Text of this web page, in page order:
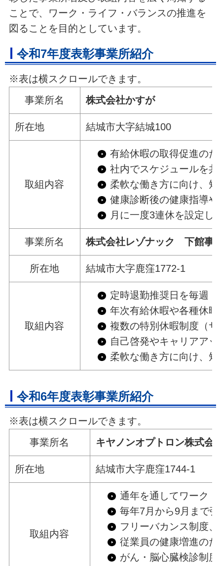
ことで、ワーク・ライフ・バランスの推進を
図ることを目的としています。
令和7年度表彰事業所紹介
※表は横スクロールできます。
事業所名
株式会社かすが
所在地 結城市大字結城100
取組内容
有給休暇の取得促進の
社内でスケジュールを
柔軟な働き方に向け、
健康診断後の健康指導
月に一度3連休を設定し
事業所名 株式会社レゾナック 下館事
所在地 結城市大字鹿窪1772-1
取組内容
定時退勤推奨日を毎週
年次有給休暇や各種休
複数の特別休暇制度（
自己啓発やキャリアア
柔軟な働き方に向け、
令和6年度表彰事業所紹介
※表は横スクロールできます。
事業所名
キヤノンオプトロン株式会
所在地 結城市大字鹿窪1744-1
取組内容
通年を通してワーク
毎年7月から9月まで
フリーバカンス制度
従業員の健康増進の
がん・脳心臓検診制